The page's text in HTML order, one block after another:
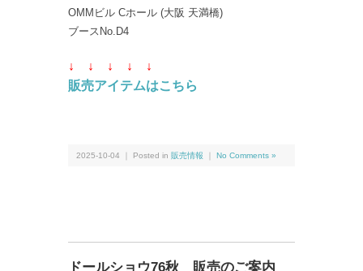
OMMビル Cホール (大阪 天満橋)
ブースNo.D4
↓ ↓ ↓ ↓
↓
販売アイテムはこちら
2025-10-04 ｜ Posted in 販売情報 No Comments »
ドールショウ76秋 販売のご案内